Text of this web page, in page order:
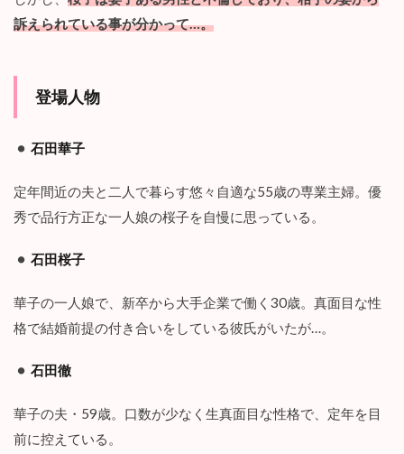
察
！
が
い
く
崩
壊
す
と
め
訴えられている事が分かって…。
登場人物
石田華子
定年間近の夫と二人で暮らす悠々自適な55歳の専業主婦。優
秀で品行方正な一人娘の桜子を自慢に思っている。
石田桜子
華子の一人娘で、新卒から大手企業で働く30歳。真面目な性
格で結婚前提の付き合いをしている彼氏がいたが…。
石田徹
華子の夫・59歳。口数が少なく生真面目な性格で、定年を目
前に控えている。